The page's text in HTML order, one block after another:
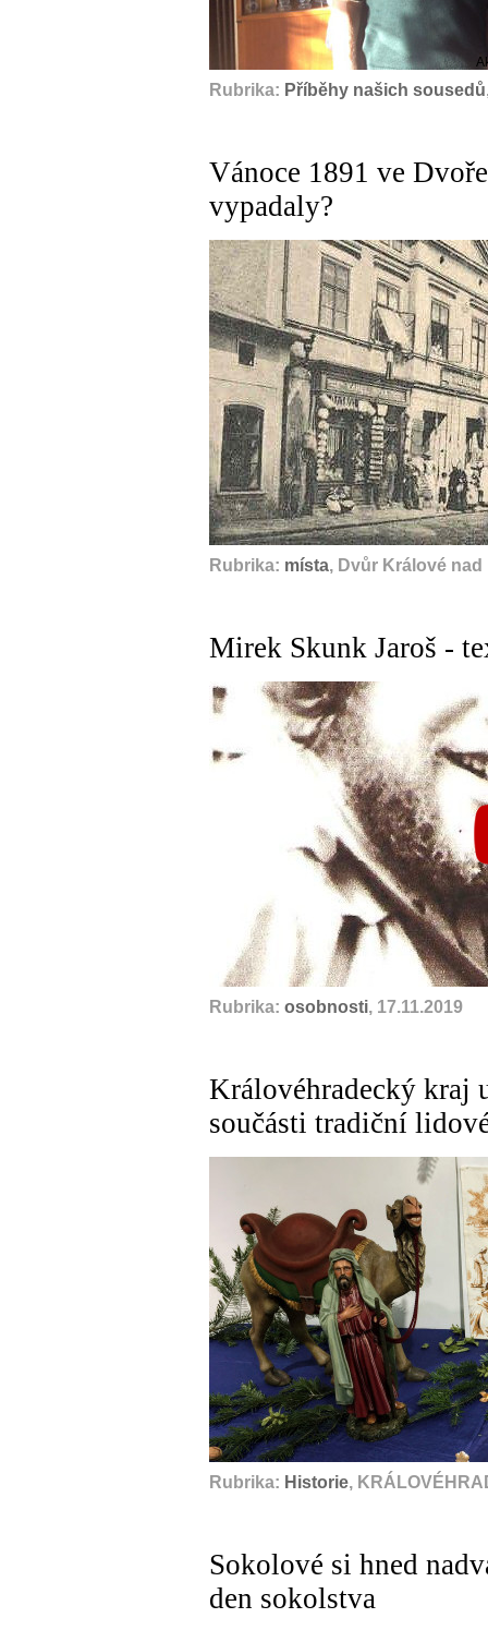
Rubrika: Příběhy našich sousedů
Vánoce 1891 ve
vypadaly?
Rubrika: místa, Dvůr Králové
Mirek Skunk Jaroš -
Rubrika: osobnosti, 17.11.2019
Královéhradecký kraj
součásti tradiční
Rubrika: Historie,
Sokolové si hned
den sokolstva